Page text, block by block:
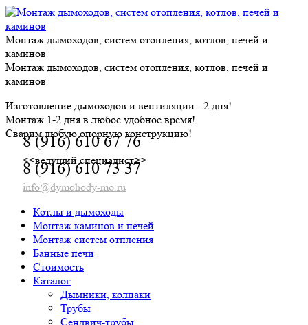
Skip
to
content
Монтаж дымоходов, систем отопления, котлов, печей и
каминов
Монтаж дымоходов, систем отопления, котлов, печей и
каминов
Изготовление дымоходов и вентиляции - 2 дня!
Монтаж 1-2 дня в любое удобное время!
Сварим любую опорную конструкцию!
8 (916) 610 67 76
<<ведущий специалист>>
8 (916) 610 73 37
info@dymohody-mo.ru
Котлы и дымоходы
Монтаж каминов и печей
Монтаж систем отпления
Банные печи
Стоимость
Каталог
Дымники, колпаки
Трубы
Сендвич-трубы